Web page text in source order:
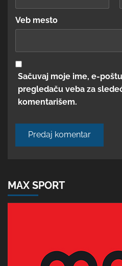
Veb mesto
Sačuvaj moje ime, e-
pregledaču veba za
komentarišem.
MAX SPORT